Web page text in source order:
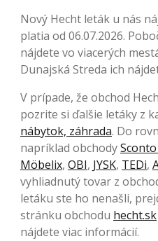
Nový Hecht leták u nás
platia od 06.07.2026.
nájdete vo viacerých
Dunajská Streda ich
V prípade, že obchod
pozrite si ďalšie letáky z
nábytok, záhrada. Do
napríklad obchody
Möbelix, OBI, JYSK, TEDi,
vyhliadnutý tovar z
letáku ste ho nenašli,
stránku obchodu hecht.sk
nájdete viac informácií.